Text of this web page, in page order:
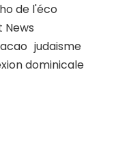
de l'éco
News
judaisme
dominicale